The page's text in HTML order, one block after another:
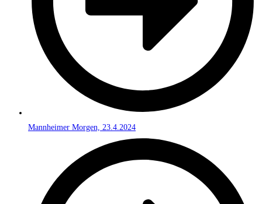
Mannheimer Morgen, 23.4.2024